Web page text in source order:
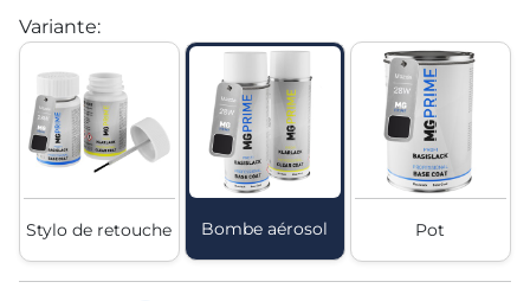
Variante:
Stylo de retouche Bombe aérosol Pot